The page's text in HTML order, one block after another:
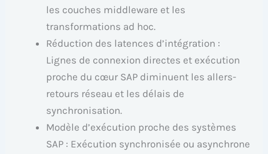
les couches middleware et les
transformations ad hoc.
Réduction des latences d’intégration :
Lignes de connexion directes et exécution
proche du cœur SAP diminuent les allers-
retours réseau et les délais de
synchronisation.
Modèle d’exécution proche des systèmes
SAP : Exécution synchronisée ou asynchrone